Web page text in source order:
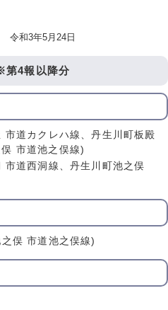
和3年5月24日
4報以降分
道カクレハ線、丹生川町板殿
市道池之俣線)
道西洞線、丹生川町池之俣
俣 市道池之俣線)